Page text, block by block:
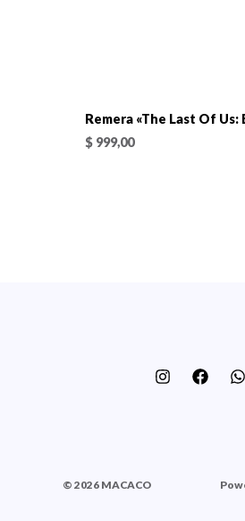
Remera «The Last Of Us:
$ 999,00
© 2026 MACACO